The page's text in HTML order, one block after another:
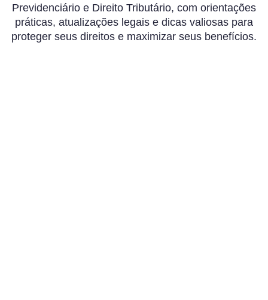
Previdenciário e Direito Tributário, com orientações
práticas, atualizações legais e dicas valiosas para
proteger seus direitos e maximizar seus benefícios.